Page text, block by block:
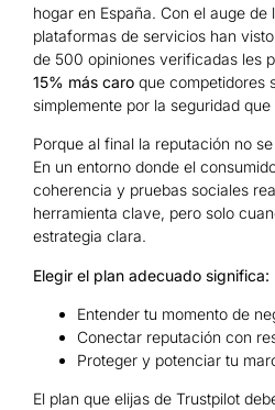
hogar en España. Con el auge
plataformas de servicios han
de 500 opiniones verificadas les
15% más caro que competidores
simplemente por la seguridad
Porque al final la reputación no
En un entorno donde el
coherencia y pruebas sociales
herramienta clave, pero solo
estrategia clara.
Elegir el plan adecuado significa:
Entender tu momento de
Conectar reputación con
Proteger y potenciar tu
El plan que elijas de Trustpilot